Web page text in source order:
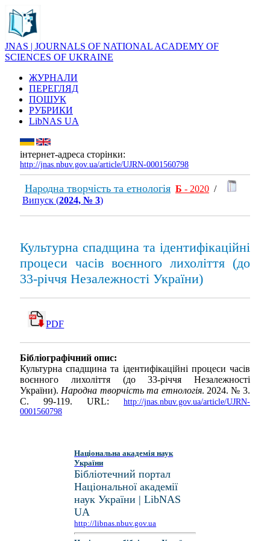
JNAS | JOURNALS OF NATIONAL ACADEMY OF
SCIENCES OF UKRAINE
ЖУРНАЛИ
ПЕРЕГЛЯД
ПОШУК
РУБРИКИ
LibNAS UA
інтернет-адреса сторінки:
http://jnas.nbuv.gov.ua/article/UJRN-0001560798
Народна творчість та етнологія Б - 2020 /
Випуск (2024, № 3)
Культурна спадщина та ідентифікаційні
процеси часів воєнного лихоліття (до
33-річчя Незалежності України)
PDF
Бібліографічний опис:
Культурна спадщина та ідентифікаційні процеси часів
воєнного лихоліття (до 33-річчя Незалежності
України).Народна творчість та етнологія. 2024. № 3.
С. 99-119. URL: http://jnas.nbuv.gov.ua/article/UJRN-
0001560798
Національна академія наук
України
Бібліотечний портал
Національної академії
наук України | LibNAS
UA
http://libnas.nbuv.gov.ua